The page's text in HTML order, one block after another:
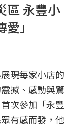
區 永豐小
」
現每家小店的
撼、感動與驚
次參加「永豐
有感而發，他